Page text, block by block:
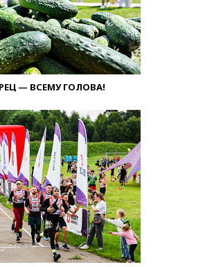
— ВСЕМУ ГОЛОВА!